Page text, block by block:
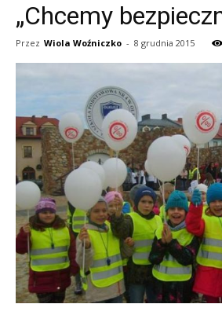
„Chcemy
Przez Wiola Woźniczko - 8 grudnia 2015